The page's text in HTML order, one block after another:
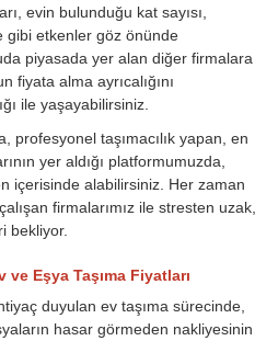
evin bulunduğu kat sayısı,
gibi etkenler göz önünde
piyasada yer alan diğer firmalara
fiyata alma ayrıcalığını
ile yaşayabilirsiniz.
profesyonel taşımacılık yapan, en
yer aldığı platformumuzda,
içerisinde alabilirsiniz. Her zaman
firmalarımız ile stresten uzak,
bekliyor.
ve Eşya Taşıma Fiyatları
duyulan ev taşıma sürecinde,
hasar görmeden nakliyesinin